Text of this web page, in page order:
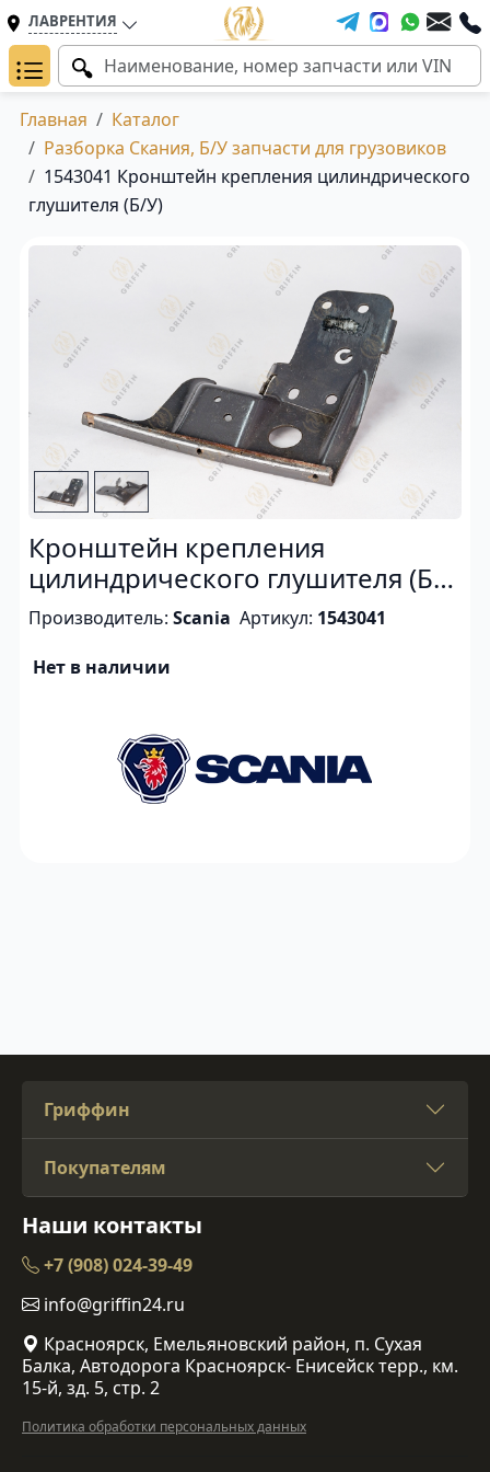
ЛАВРЕНТИЯ
Главная
Каталог
Разборка Скания, Б/У запчасти для грузовиков
1543041 Кронштейн крепления цилиндрического
глушителя (Б/У)
Кронштейн крепления
цилиндрического глушителя (Б/
У)
Производитель: Scania Артикул: 1543041
Нет в наличии
Гриффин
Покупателям
Наши контакты
+7 (908) 024-39-49
info@griffin24.ru
Красноярск, Емельяновский район, п. Сухая
Балка, Автодорога Красноярск- Енисейск терр., км.
15-й, зд. 5, стр. 2
Политика обработки персональных данных